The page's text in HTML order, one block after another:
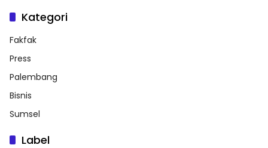
Kategori
Fakfak
Press
Palembang
Bisnis
Sumsel
Label